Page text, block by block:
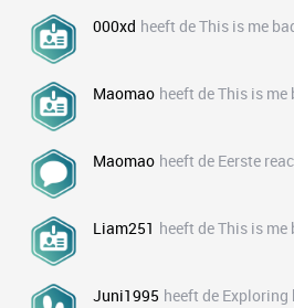
000xd heeft de This is me
Maomao heeft de This is me
Maomao heeft de Eerste
Liam251 heeft de This is me
Juni1995 heeft de Exploring